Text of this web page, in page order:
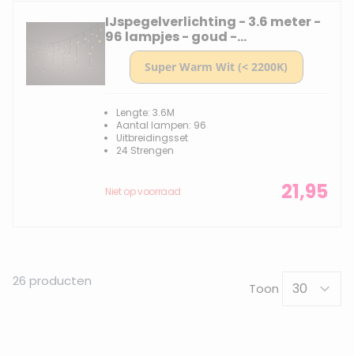
IJspegelverlichting - 3.6 meter -
96 lampjes - goud -
Uitbreidingsset
Lengte: 3.6M
Aantal lampen: 96
Uitbreidingsset
24 Strengen
Niet op voorraad 21,95
26 producten Toon